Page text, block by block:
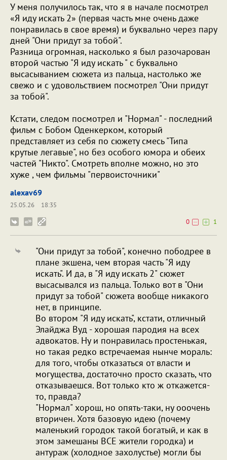
У меня получилось так, что я в начале посмотрел
«Я иду искать 2» (первая часть мне очень даже
понравилась в свое время) и буквально через пару
дней "Они придут за тобой".
Разница огромная, насколько я был разочарован
второй частью "Я иду искать " с буквально
высасыванием сюжета из пальца, настолько же
свежо и с удовольствием посмотрел "Они придут
за тобой".
Кстати, следом посмотрел и "Нормал" - последний
фильм с Бобом Оденкерком, который
представляет из себя по сюжету смесь "Типа
крутые легавые", но без особого юмора и обеих
частей "Никто". Смотреть вполне можно, но это
хуже , чем фильмы "первоисточники"
alexav69
25.05.26
18:35
0
1
"Они придут за тобой", конечно пободрее в
плане экшена, чем вторая часть "Я иду
искать". И да, в "Я иду искать 2" сюжет
высасывался из пальца. Только вот в "Они
придут за тобой" сюжета вообще никакого
нет, в принципе.
Во втором "Я иду искать", кстати, отличный
Элайджа Вуд - хорошая пародия на всех
адвокатов. Ну и понравилась простенькая,
но такая редко встречаемая нынче мораль:
для того, чтобы отказаться от власти и
могущества, достаточно просто сказать, что
отказываешся. Вот только кто ж откажется-
то, правда?
"Нормал" хорош, но опять-таки, ну ооочень
вторичен. Хотя базовую идею (почему
маленький городок такой богатый, и как в
этом замешаны ВСЕ жители городка) и
антураж (холодное захолустье) могли бы